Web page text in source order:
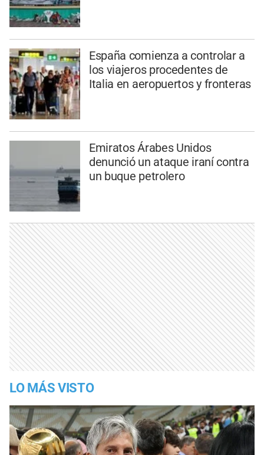
España comienza a controlar a
los viajeros procedentes de
Italia en aeropuertos y fronteras
Emiratos Árabes Unidos
denunció un ataque iraní contra
un buque petrolero
LO MÁS VISTO